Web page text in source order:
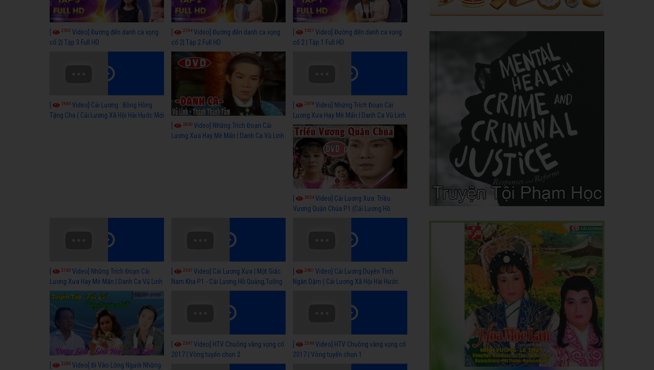
2392 Video] Đường đến danh ca vọng
cổ 2| Tập 3 Full HD
2294Video] Đường đến danh ca vọng
cổ 2| Tập 2 Full HD
2427 Video] Đường đến danh ca vọng
cổ 2 | Tập 1 Full HD
3644Video] Cải Lương : Bông Hồng
Tặng Cha ( Cải Lương Xã Hội Hài Hước Mới
2830 Video] Những Trích Đoạn Cải
Lương Xưa Hay Mê Mẩn | Danh Ca Vũ Linh
2678 Video] Những Trích Đoạn Cải
Lương Xưa Hay Mê Mẩn | Danh Ca Vũ Linh
P2
3034Video] Cải Lương Xưa: Triều
Vương Quận Chúa P1 (Cải Lương Hồ
2143 Video] Những Trích Đoạn Cải
Lương Xưa Hay Mê Mẩn | Danh Ca Vũ Linh
2347 Video] Cải Lương Xưa | Một Giấc
Nam Kha P1 - Cải Lương Hồ Quảng,Tuổng
2601 Video] Cải Lương:Duyên Tình
Ngàn Dặm ( Cải Lương Xã Hội Hài Hước
2280 Video] Đi Vào Lòng Người Những
2597 Video] HTV Chuông vàng vọng cổ
2017 | Vòng tuyển chọn 2
2546Video] HTV Chuông vàng vọng cổ
2017 | Vòng tuyển chọn 1